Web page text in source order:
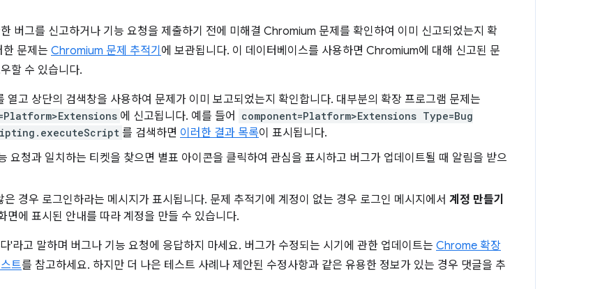
버그를 신고하거나 기능 요청을 제출하기 전에 미해결 Chromium 문제를 확인하여 이미 신고되었는지 확
한 문제는 Chromium 문제 추적기 에 보관됩니다. 이 데이터베이스를 사용하면 Chromium에 대해 신고된 문
할 수 있습니다.
열고 상단의 검색창을 사용하여 문제가 이미 보고되었는지 확인합니다. 대부분의 확장 프로그램 문제는
에 신고됩니다. 예를 들어
component=Platform>Extensions Type=Bug
를 검색하면 이러한 결과 목록이 표시됩니다.
요청과 일치하는 티켓을 찾으면 별표 아이콘을 클릭하여 관심을 표시하고 버그가 업데이트될 때 알림을 받으
은 경우 로그인하라는 메시지가 표시됩니다. 문제 추적기에 계정이 없는 경우 로그인 메시지에서 계정 만들기
면에 표시된 안내를 따라 계정을 만들 수 있습니다.
'라고 말하며 버그나 기능 요청에 응답하지 마세요. 버그가 수정되는 시기에 관한 업데이트는 Chrome 확장
트를 참고하세요. 하지만 더 나은 테스트 사례나 제안된 수정사항과 같은 유용한 정보가 있는 경우 댓글을 추